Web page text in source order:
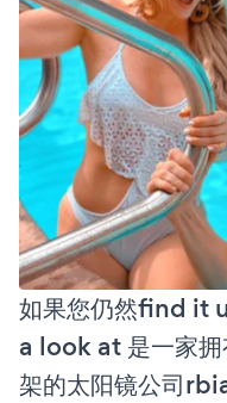
如果您仍然find it
a look at 是一家
架的太阳镜公司